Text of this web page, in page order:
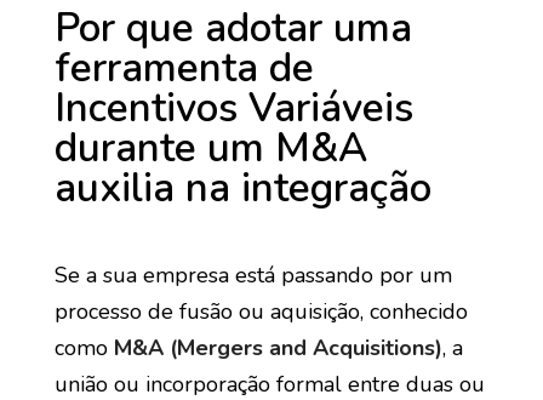
Por que adotar uma
ferramenta de
Incentivos Variáveis
durante um M&A
auxilia na integração
Se a sua empresa está passando por um
processo de fusão ou aquisição, conhecido
como M&A (Mergers and Acquisitions), a
união ou incorporação formal entre duas ou